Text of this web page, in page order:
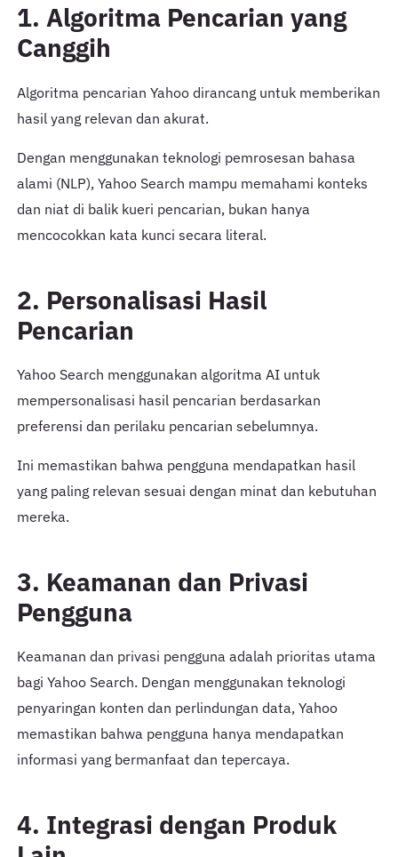
1. Algoritma Pencarian yang
Canggih
Algoritma pencarian Yahoo dirancang untuk memberikan
hasil yang relevan dan akurat.
Dengan menggunakan teknologi pemrosesan bahasa
alami (NLP), Yahoo Search mampu memahami konteks
dan niat di balik kueri pencarian, bukan hanya
mencocokkan kata kunci secara literal.
2. Personalisasi Hasil
Pencarian
Yahoo Search menggunakan algoritma AI untuk
mempersonalisasi hasil pencarian berdasarkan
preferensi dan perilaku pencarian sebelumnya.
Ini memastikan bahwa pengguna mendapatkan hasil
yang paling relevan sesuai dengan minat dan kebutuhan
mereka.
3. Keamanan dan Privasi
Pengguna
Keamanan dan privasi pengguna adalah prioritas utama
bagi Yahoo Search. Dengan menggunakan teknologi
penyaringan konten dan perlindungan data, Yahoo
memastikan bahwa pengguna hanya mendapatkan
informasi yang bermanfaat dan tepercaya.
4. Integrasi dengan Produk